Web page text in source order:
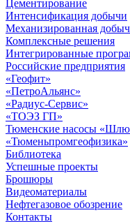
Цементирование
Интенсификация добычи
Механизированная
Комплексные решения
Интегрированные
Российские предприятия
«Геофит»
«ПетроАльянс»
«Радиус-Сервис»
«ТОЭЗ ГП»
Тюменские насосы
«Тюменьпромгеофизика»
Библиотека
Успешные проекты
Брошюры
Видеоматериалы
Нефтегазовое обозрение
Контакты